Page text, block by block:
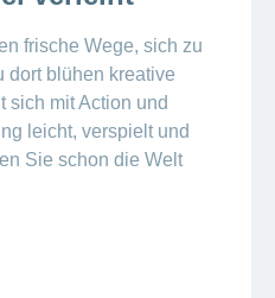
frische Wege, sich zu
dort blühen kreative
sich mit Action und
leicht, verspielt und
Sie schon die Welt